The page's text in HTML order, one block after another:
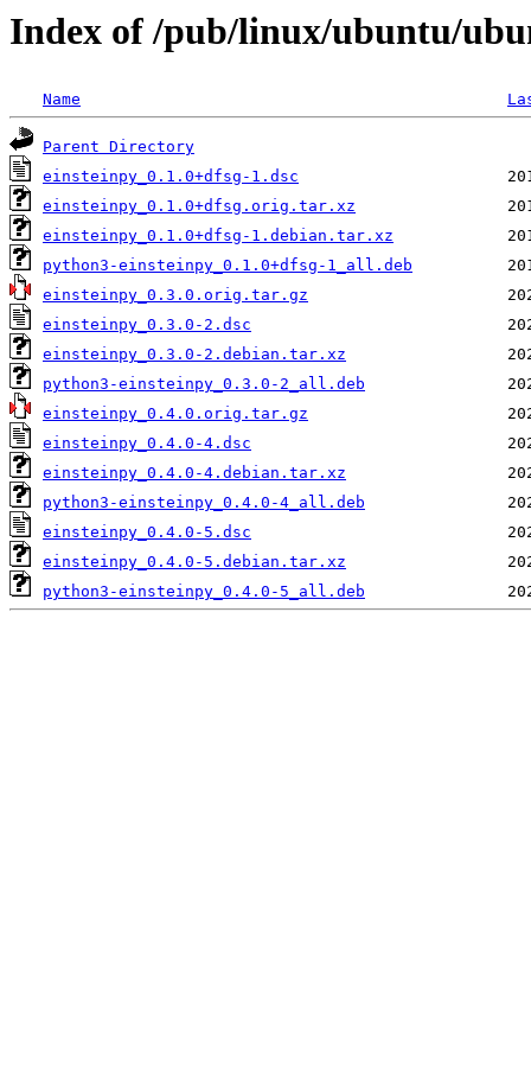
Index of /pub/linux/ubuntu/
Name
Parent Directory
einsteinpy_0.1.0+dfsg-1.dsc
einsteinpy_0.1.0+dfsg.orig.tar.xz
einsteinpy_0.1.0+dfsg-1.debian.tar.xz
python3-einsteinpy_0.1.0+dfsg-1_all.deb
einsteinpy_0.3.0.orig.tar.gz
einsteinpy_0.3.0-2.dsc
einsteinpy_0.3.0-2.debian.tar.xz
python3-einsteinpy_0.3.0-2_all.deb
einsteinpy_0.4.0.orig.tar.gz
einsteinpy_0.4.0-4.dsc
einsteinpy_0.4.0-4.debian.tar.xz
python3-einsteinpy_0.4.0-4_all.deb
einsteinpy_0.4.0-5.dsc
einsteinpy_0.4.0-5.debian.tar.xz
python3-einsteinpy_0.4.0-5_all.deb